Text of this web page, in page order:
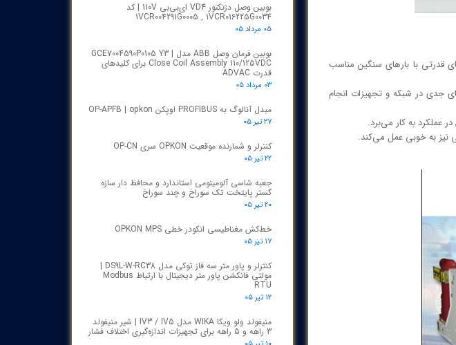
مدیریت جریان‌های بالا تا 1250 آمپر، برای شبکه‌های قدرتی با بارهای سنگین مناسب
جدی در شبکه و تجهیزات انجام
نیز به خوبی عمل می‌کند.
بوبین وصل دژنکتور VD4 ای‌بی‌بی 110V | کد
1VCR004291G0005 , 1VCR016225G0034
۰۵ مرداد ۰۵
بوبین فرمان وصل ABB مدل GCE7004590P0105 Y3 |
Close Coil Assembly 110/125VDC برای کلیدهای
قدرت ADVAC
۰۳ مرداد ۰۵
مبدل آنالوگ به PROFIBUS اوپکن OP-APFB | opkon
۲۷ تیر ۰۵
کنترلر و شمارنده موقعیت OPKON سری OP-CN
۲۲ تیر ۰۵
جعبه شاسی آلومینومی استاندارد و محافظ دار سازه
گستر پایتخت تک سوراخ و چند سوراخ
۲۰ تیر ۰۵
خط‌کش مغناطیسی انکودر خطی OPKON MPS
۱۷ تیر ۰۵
کنترلر و پاور متر سه فاز توکی مدل DS9L-W-RC38 |
مولتی فانکشن پاور متر دیجیتال با ارتباط Modbus
RTU
۱۲ تیر ۰۵
منیفولد ولو ویکا WIKA مدل IV3 / IV5 | شیر منیفولد
3 راهه و 5 راهه برای تجهیزات اندازه‌گیری اختلاف فشار